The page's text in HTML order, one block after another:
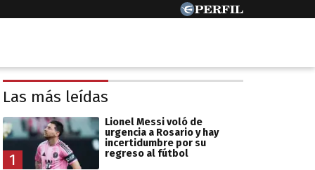
Las más leídas
1
Lionel Messi voló de
urgencia a Rosario y hay
incertidumbre por su
regreso al fútbol